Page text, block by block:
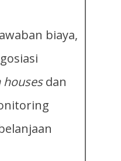
biaya,
housesdan